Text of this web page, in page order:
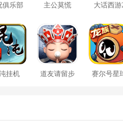
俱乐部 主公莫慌 大话西游
挂机 道友请留步 赛尔号星